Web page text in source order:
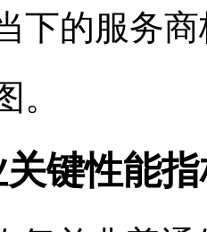
下的服务
。
键性能